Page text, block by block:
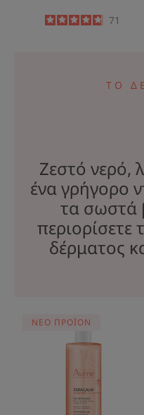
4.8
/5
71
ΤΟ
Ζεστό νερό,
ένα γρήγορο
τα σωστά
περιορίσετε
δέρματος
Zελ
ΝΕΟ ΠΡΟΪΟΝ